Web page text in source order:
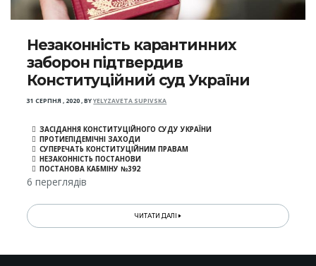
Незаконність карантинних
заборон підтвердив
Конституційний суд України
31 СЕРПНЯ , 2020,BYYELYZAVETA SUPIVSKA
ЗАСІДАННЯ КОНСТИТУЦІЙНОГО СУДУ УКРАЇНИ
ПРОТИЕПІДЕМІЧНІ ЗАХОДИ
СУПЕРЕЧАТЬ КОНСТИТУЦІЙНИМ ПРАВАМ
НЕЗАКОННІСТЬ ПОСТАНОВИ
ПОСТАНОВА КАБМІНУ №392
6 переглядів
ЧИТАТИ ДАЛІ